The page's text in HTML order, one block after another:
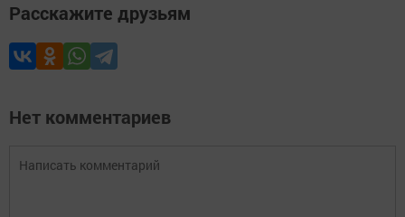
Расскажите друзьям
Нет комментариев